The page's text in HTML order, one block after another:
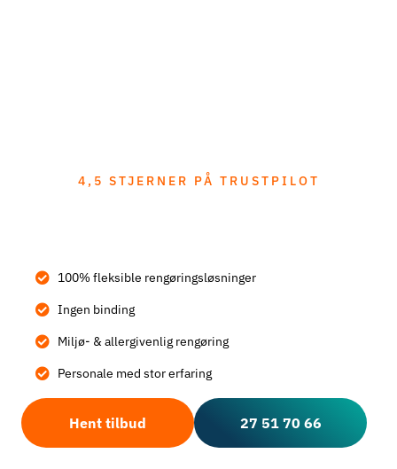
4,5 STJERNER PÅ TRUSTPILOT
Rengøring i Blistrup
100% fleksible rengøringsløsninger
Ingen binding
Miljø- & allergivenlig rengøring
Personale med stor erfaring
Hent tilbud 27 51 70 66